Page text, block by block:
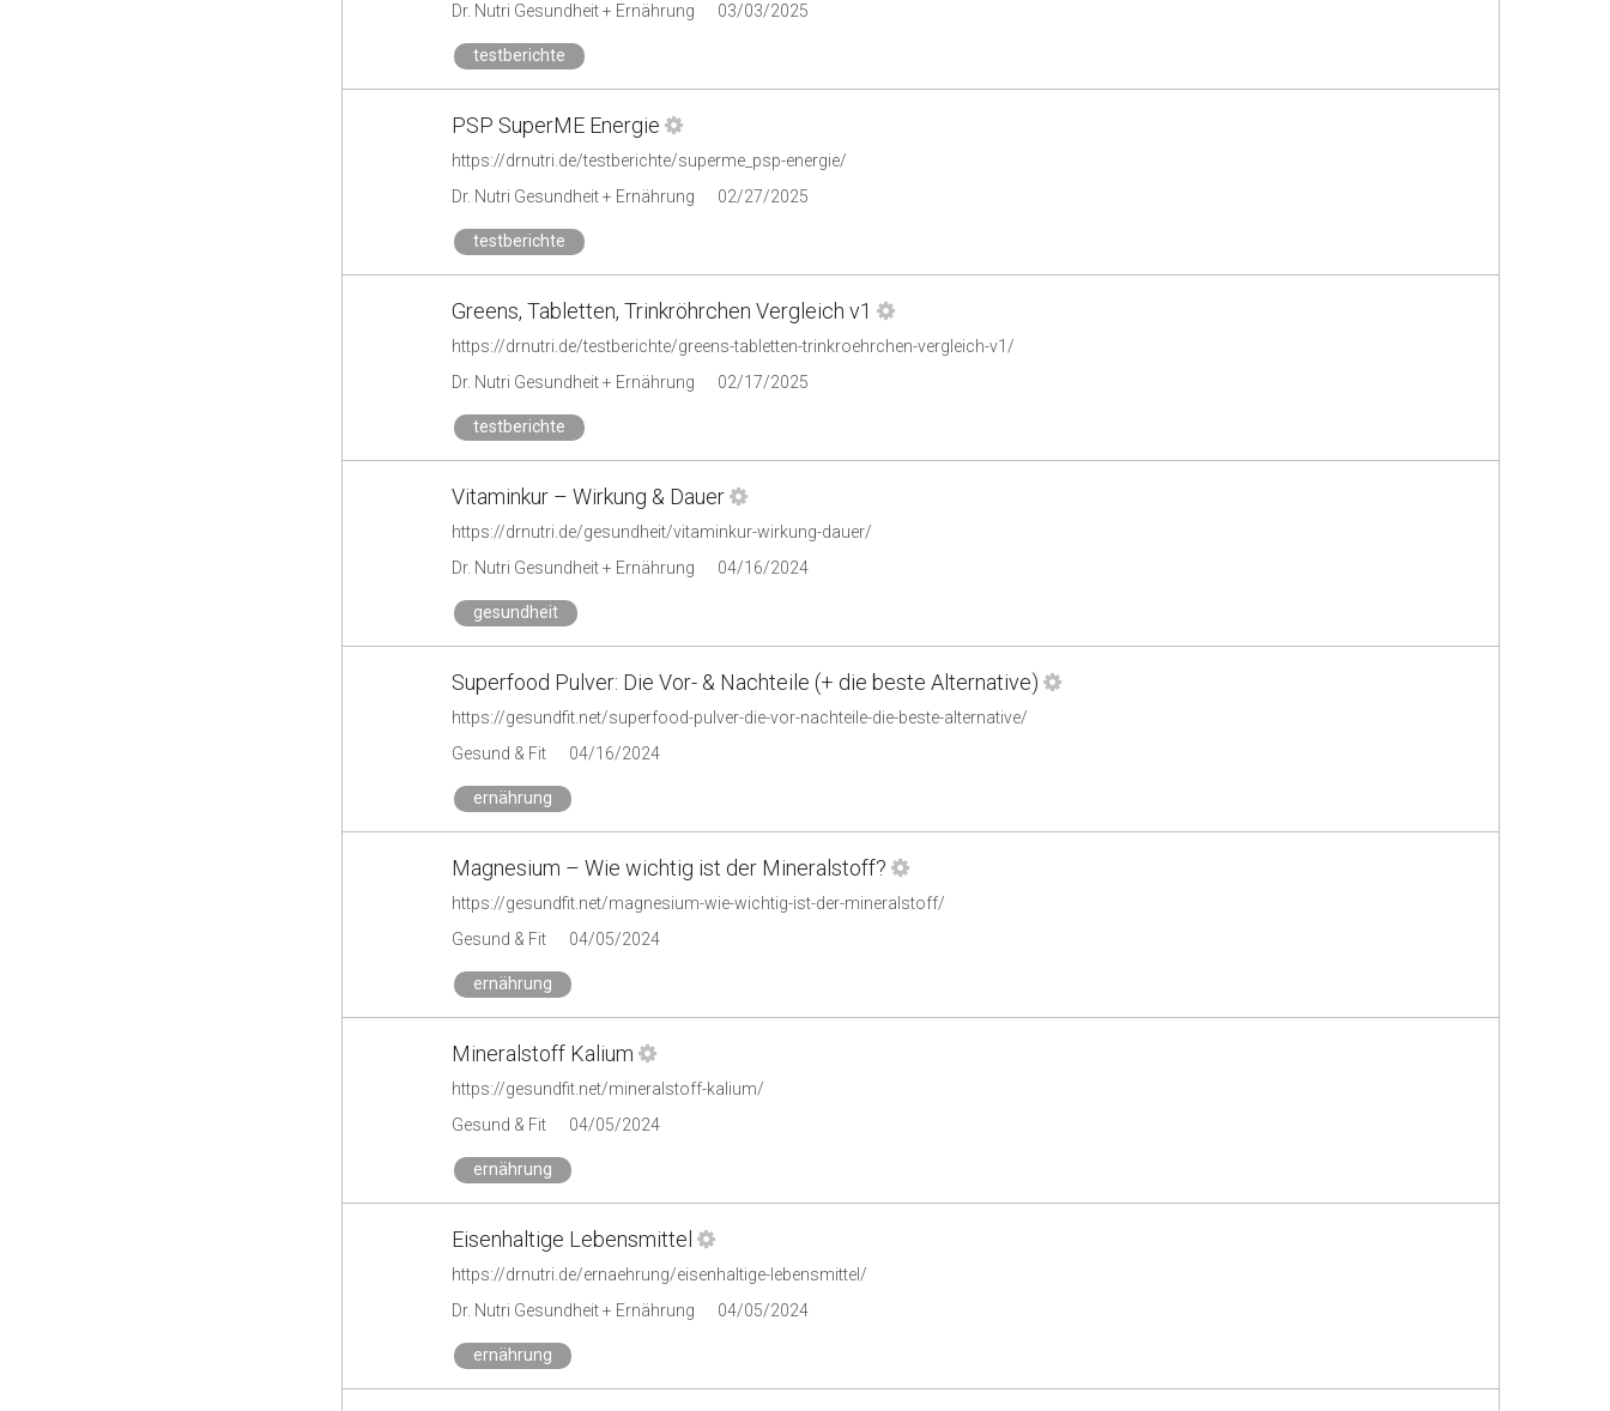
Dr. Nutri Gesundheit + Ernährung
03/03/2025
testberichte
PSP SuperME Energie
https://drnutri.de/testberichte/superme_psp-energie/
Dr. Nutri Gesundheit + Ernährung
02/27/2025
testberichte
Greens, Tabletten, Trinkröhrchen Vergleich v1
https://drnutri.de/testberichte/greens-tabletten-trinkroehrchen-vergleich-v1/
Dr. Nutri Gesundheit + Ernährung
02/17/2025
testberichte
Vitaminkur – Wirkung & Dauer
https://drnutri.de/gesundheit/vitaminkur-wirkung-dauer/
Dr. Nutri Gesundheit + Ernährung
04/16/2024
gesundheit
Superfood Pulver: Die Vor- & Nachteile (+ die beste Alternative)
https://gesundfit.net/superfood-pulver-die-vor-nachteile-die-beste-alternative/
Gesund & Fit
04/16/2024
ernährung
Magnesium – Wie wichtig ist der Mineralstoff?
https://gesundfit.net/magnesium-wie-wichtig-ist-der-mineralstoff/
Gesund & Fit
04/05/2024
ernährung
Mineralstoff Kalium
https://gesundfit.net/mineralstoff-kalium/
Gesund & Fit
04/05/2024
ernährung
Eisenhaltige Lebensmittel
https://drnutri.de/ernaehrung/eisenhaltige-lebensmittel/
Dr. Nutri Gesundheit + Ernährung
04/05/2024
ernährung